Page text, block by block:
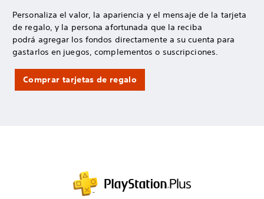
Personaliza el valor, la apariencia y el mensaje de la tarjeta
de regalo, y la persona afortunada que la reciba
podrá agregar los fondos directamente a su cuenta para
gastarlos en juegos, complementos o suscripciones.
Comprar tarjetas de regalo